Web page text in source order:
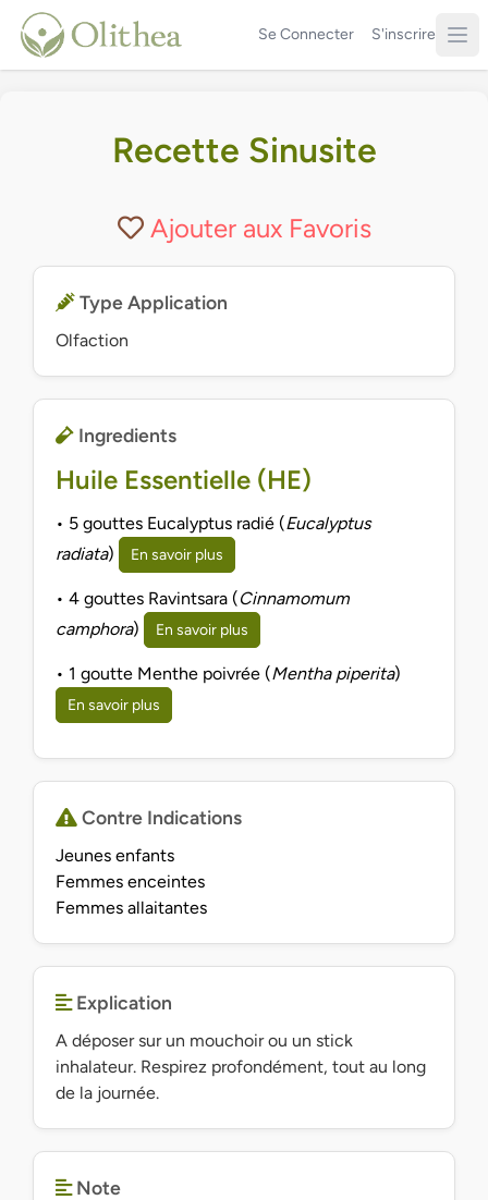
Se Connecter S'inscrire
Recette Sinusite
Ajouter aux Favoris
Type Application
Olfaction
Ingredients
Huile Essentielle (HE)
• 5 gouttes Eucalyptus radié (Eucalyptus
radiata) En savoir plus
• 4 gouttes Ravintsara (Cinnamomum
camphora) En savoir plus
• 1 goutte Menthe poivrée (Mentha piperita)
En savoir plus
Contre Indications
Jeunes enfants
Femmes enceintes
Femmes allaitantes
Explication
A déposer sur un mouchoir ou un stick
inhalateur. Respirez profondément, tout au long
de la journée.
Note